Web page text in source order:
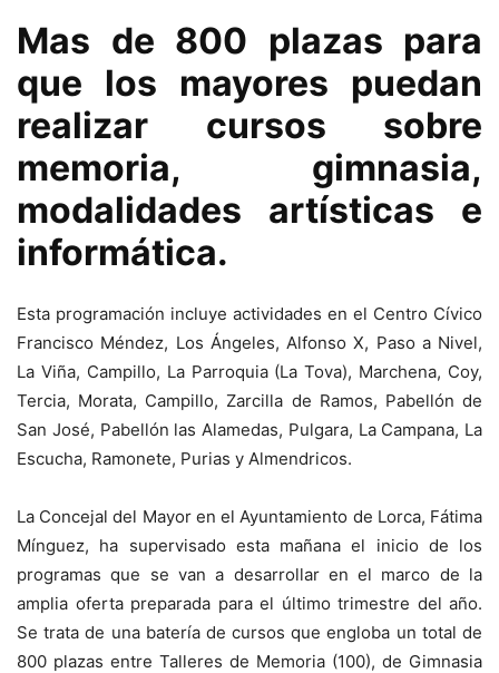
Mas de 800 plazas para
que los mayores puedan
realizar cursos sobre
memoria, gimnasia,
modalidades artísticas e
informática.
Esta programación incluye actividades en el Centro Cívico
Francisco Méndez, Los Ángeles, Alfonso X, Paso a Nivel,
La Viña, Campillo, La Parroquia (La Tova), Marchena, Coy,
Tercia, Morata, Campillo, Zarcilla de Ramos, Pabellón de
San José, Pabellón las Alamedas, Pulgara, La Campana, La
Escucha, Ramonete, Purias y Almendricos.
La Concejal del Mayor en el Ayuntamiento de Lorca, Fátima
Mínguez, ha supervisado esta mañana el inicio de los
programas que se van a desarrollar en el marco de la
amplia oferta preparada para el último trimestre del año.
Se trata de una batería de cursos que engloba un total de
800 plazas entre Talleres de Memoria (100), de Gimnasia